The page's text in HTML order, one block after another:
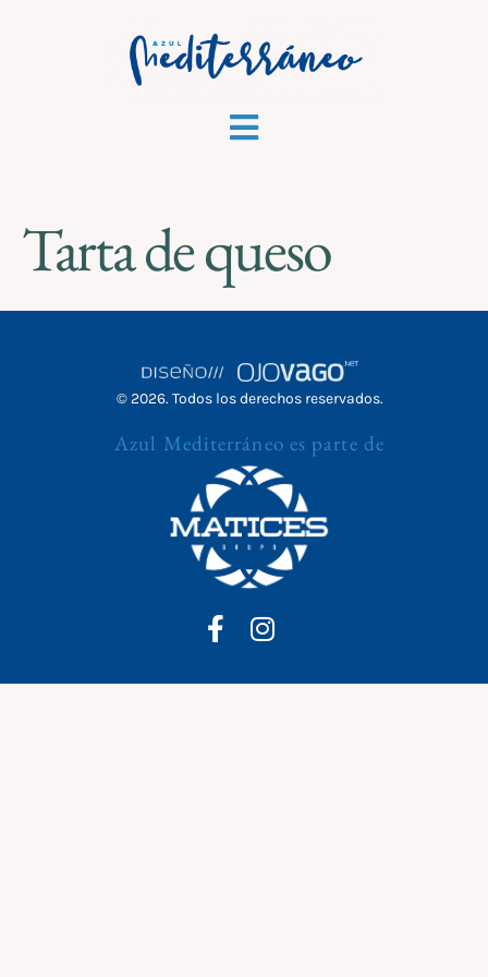
Tarta de queso
© 2026. Todos los derechos reservados.
Azul Mediterráneo es parte de